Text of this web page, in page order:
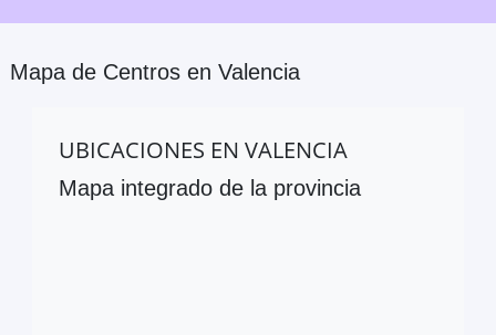
Mapa de Centros en Valencia
UBICACIONES EN VALENCIA
Mapa integrado de la provincia